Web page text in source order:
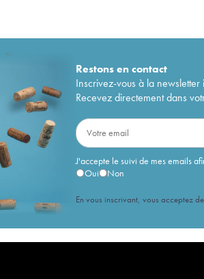
Restons encontact
Inscrivez-vous à la
Recevez directement dans
J'accepte le suivi de mes emails
Oui
Non
En vous inscrivant, vous acceptez